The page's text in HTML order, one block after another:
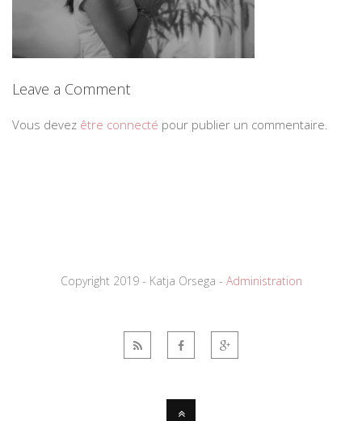
Leave a Comment
Vous devez être connecté pour publier un commentaire.
Copyright 2019 - Katja Orsega - Administration